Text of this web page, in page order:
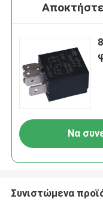
Αποκτήστε
Να
Συνιστώμενα